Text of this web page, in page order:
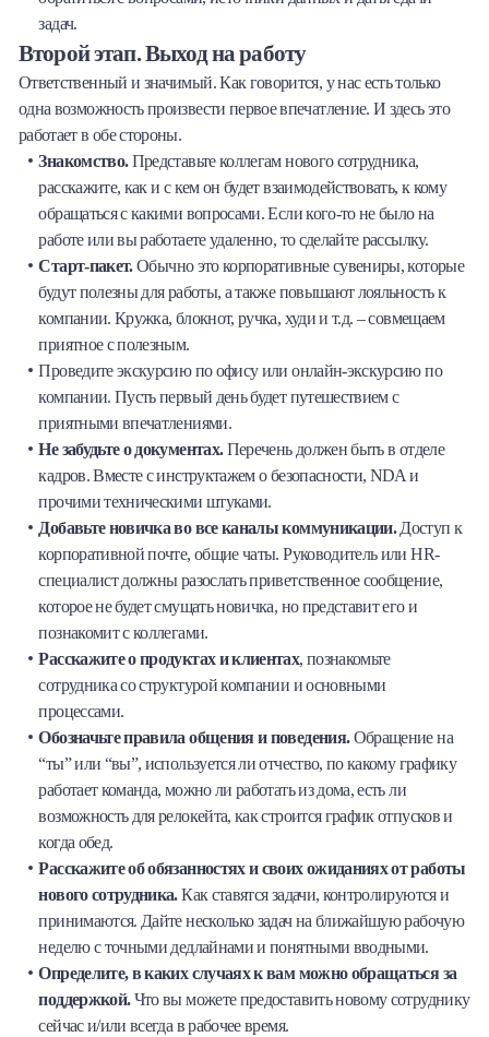
задач.
Второй этап. Выход на работу
Ответственный и значимый. Как говорится, у нас есть только
одна возможность произвести первое впечатление. И здесь это
работает в обе стороны.
Знакомство.Представьте коллегам нового сотрудника,
расскажите, как и с кем он будет взаимодействовать, к кому
обращаться с какими вопросами. Если кого-то не было на
работе или вы работаете удаленно, то сделайте рассылку.
Старт-пакет.Обычно это корпоративные сувениры, которые
будут полезны для работы, а также повышают лояльность к
компании. Кружка, блокнот, ручка, худи и т.д. – совмещаем
приятное с полезным.
Проведите экскурсию по офису или онлайн-экскурсию по
компании. Пусть первый день будет путешествием с
приятными впечатлениями.
Не забудьте о документах.Перечень должен быть в отделе
кадров. Вместе с инструктажем о безопасности, NDA и
прочими техническими штуками.
Добавьте новичка во все каналы коммуникации.Доступ к
корпоративной почте, общие чаты. Руководитель или HR-
специалист должны разослать приветственное сообщение,
которое не будет смущать новичка, но представит его и
познакомит с коллегами.
Расскажите о продуктах и клиентах, познакомьте
сотрудника со структурой компании и основными
процессами.
Обозначьте правила общения и поведения.Обращение на
“ты” или “вы”, используется ли отчество, по какому графику
работает команда, можно ли работать из дома, есть ли
возможность для релокейта, как строится график отпусков и
когда обед.
Расскажите об обязанностях и своих ожиданиях от работы
нового сотрудника.Как ставятся задачи, контролируются и
принимаются. Дайте несколько задач на ближайшую рабочую
неделю с точными дедлайнами и понятными вводными.
Определите, в каких случаях к вам можно обращаться за
поддержкой.Что вы можете предоставить новому сотруднику
сейчас и/или всегда в рабочее время.